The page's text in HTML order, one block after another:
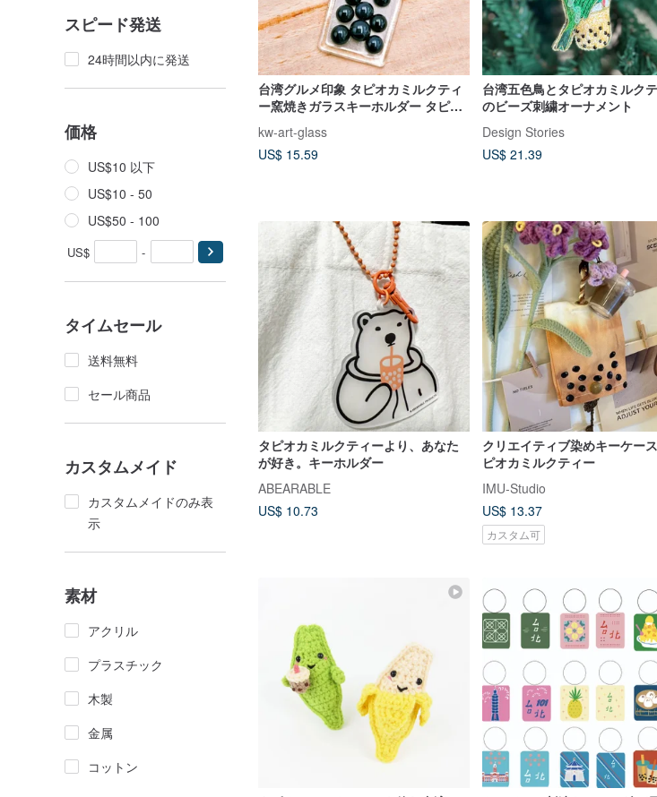
スピード発送
24時間以内に発送
価格
US$10 以下
US$10 - 50
US$50 - 100
US$ -
タイムセール
送料無料
セール商品
カスタムメイド
カスタムメイドのみ表
示
素材
アクリル
プラスチック
木製
金属
コットン
台湾グルメ印象 タピオカミルクティ
ー窯焼きガラスキーホルダー タピオ
kw-art-glass
US$ 15.59
台湾五色鳥とタピオカミルク
のビーズ刺繍オーナメント
Design Stories
US$ 21.39
タピオカミルクティーより、あなた
が好き。キーホルダー
ABEARABLE
US$ 10.73
クリエイティブ染めキーケー
ピオカミルクティー
IMU-Studio
US$ 13.37
カスタム可